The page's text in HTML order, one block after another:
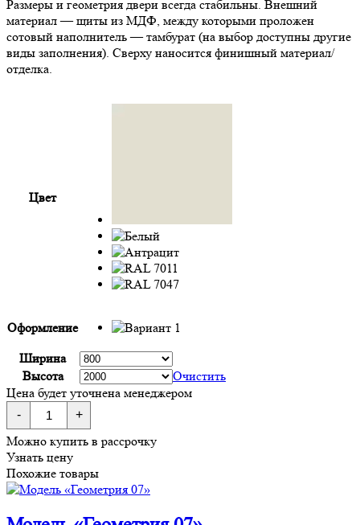
Размеры и геометрия двери всегда стабильны. Внешний
материал — щиты из МДФ, между которыми проложен
сотовый наполнитель — тамбурат (на выбор доступны другие
виды заполнения). Сверху наносится финишный материал/
отделка.
Цвет
Оформление
Ширина
Высота
Очистить
Цена будет уточнена менеджером
-
Количество
товара
Smussare
5
+
Можно купить в рассрочку
Узнать цену
Похожие товары